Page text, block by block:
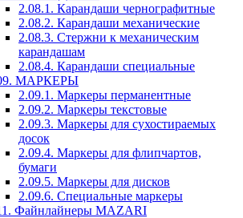
2.08.1. Карандаши чернографитные
2.08.2. Карандаши механические
2.08.3. Стержни к механическим
карандашам
2.08.4. Карандаши специальные
МАРКЕРЫ
2.09.1. Маркеры перманентные
2.09.2. Маркеры текстовые
2.09.3. Маркеры для сухостираемых
досок
2.09.4. Маркеры для флипчартов,
бумаги
2.09.5. Маркеры для дисков
2.09.6. Специальные маркеры
Файнлайнеры MAZARI